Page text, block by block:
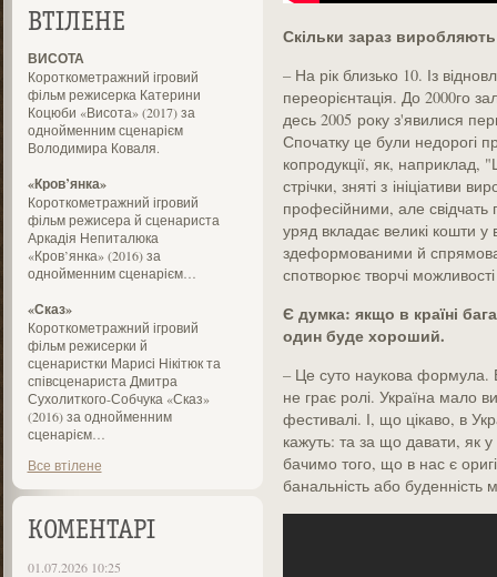
ВТІЛЕНЕ
ВИСОТА
Короткометражний ігровий
фільм режисерка Катерини
Коцюби «Висота» (2017) за
однойменним сценарієм
Володимира Коваля.
«Кров’янка»
Короткометражний ігровий
фільм режисера й сценариста
Аркадія Непиталюка
«Кров’янка» (2016) за
однойменним сценарієм…
«Сказ»
Короткометражний ігровий
фільм режисерки й
сценаристки Марисі Нікітюк та
співсценариста Дмитра
Сухолиткого-Собчука «Сказ»
(2016) за однойменним
сценарієм…
Все втілене
КОМЕНТАРІ
01.07.2026 10:25
Скільки зараз
– На рік близько 10. Із
переорієнтація. До 2000­го
десь 2005 року з'явилися
Спочатку це були недорогі
копродукції, як, наприклад,
стрічки, ­зняті з ініціативи
професійними, але свідчать
уряд вкладає великі кошти у
здеформованими й
спотворює творчі
Є думка: якщо в країні
один буде хороший.
– Це суто наукова формула.
не грає ролі. ­Україна мало
фестивалі. І, що цікаво, в
кажуть: та за що давати, як
бачимо того, що в нас є
банальність або